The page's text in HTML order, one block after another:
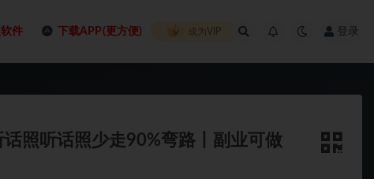
软件 下载APP(更方便) 成为VIP 登录
照听话照少走90%弯路丨副业可做